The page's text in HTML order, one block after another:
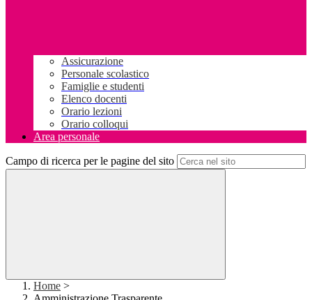
Assicurazione
Personale scolastico
Famiglie e studenti
Elenco docenti
Orario lezioni
Orario colloqui
Area personale
Campo di ricerca per le pagine del sito
Home >